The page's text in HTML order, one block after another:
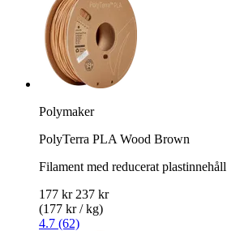
Polymaker
PolyTerra PLA Wood Brown
Filament med reducerat plastinnehåll
177 kr 237 kr
(177 kr / kg)
4.7 (62)